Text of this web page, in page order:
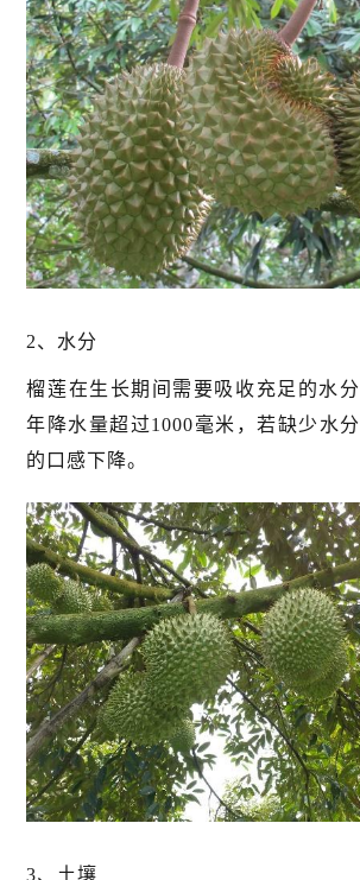
2、水分
榴莲在生长期间需要吸收充足的水
年降水量超过1000毫米，若缺少水
的口感下降。
3、土壤